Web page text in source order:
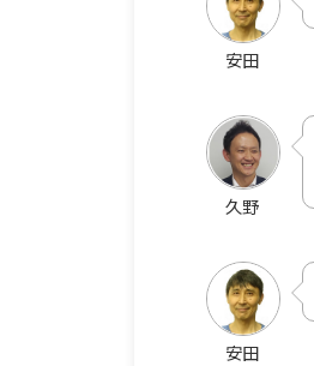
安田
久野
安田